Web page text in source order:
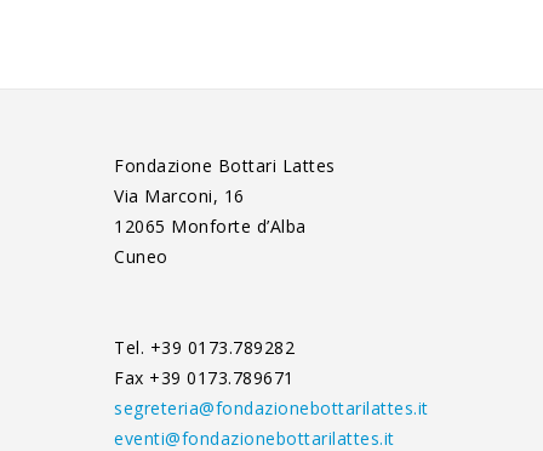
Fondazione Bottari Lattes
Via Marconi, 16
12065 Monforte d’Alba
Cuneo
Tel. +39 0173.789282
Fax +39 0173.789671
segreteria@fondazionebottarilattes.it
eventi@fondazionebottarilattes.it